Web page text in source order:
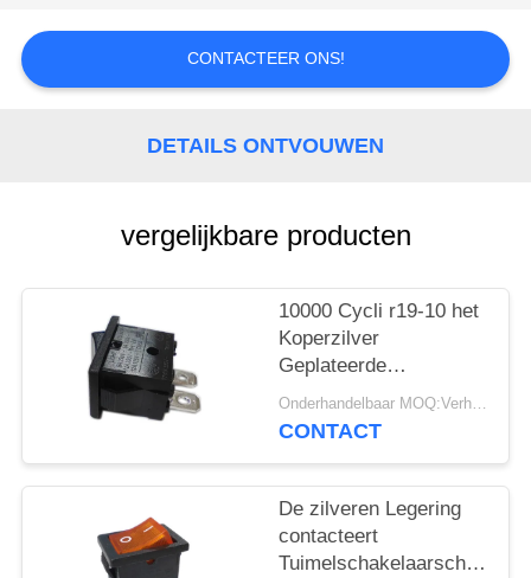
GEVALLEN
POLICY
CONTACTEER ONS!
DETAILS ONTVOUWEN
vergelijkbare producten
10000 Cycli r19-10 het
Koperzilver
Geplateerde
Eindpa66/pc
Huisvesting van de
Onderhandelbaar MOQ:Verhandelbaar
CONTACT
De zilveren Legering
contacteert
Tuimelschakelaarschakelaar